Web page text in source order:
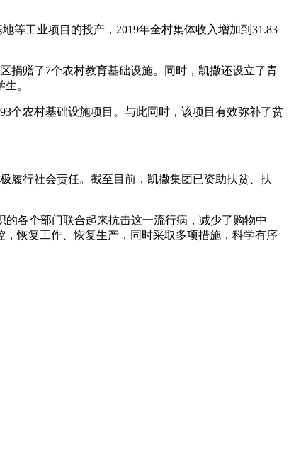
等工业项目的投产，2019年全村集体收入增加到31.83
捐赠了7个农村教育基础设施。同时，凯撒还设立了青
。
个农村基础设施项目。与此同时，该项目有效弥补了贫
履行社会责任。截至目前，凯撒集团已资助扶贫、扶
各个部门联合起来抗击这一流行病，减少了购物中
恢复工作、恢复生产，同时采取多项措施，科学有序